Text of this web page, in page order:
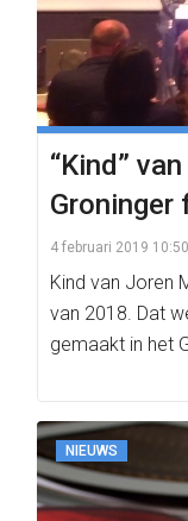
“Kind”
Groninger
4 februari 2019 10:50
Kind van Joren
van 2018. Dat
gemaakt in het
NIEUWS